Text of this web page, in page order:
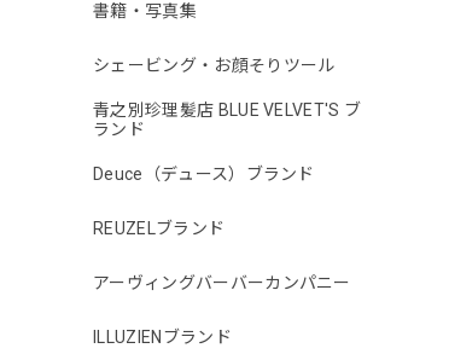
書籍・写真集
シェービング・お顔そりツール
青之別珍理髪店 BLUE VELVET'S ブ
ランド
Deuce（デュース）ブランド
REUZELブランド
アーヴィングバーバーカンパニー
ILLUZIENブランド